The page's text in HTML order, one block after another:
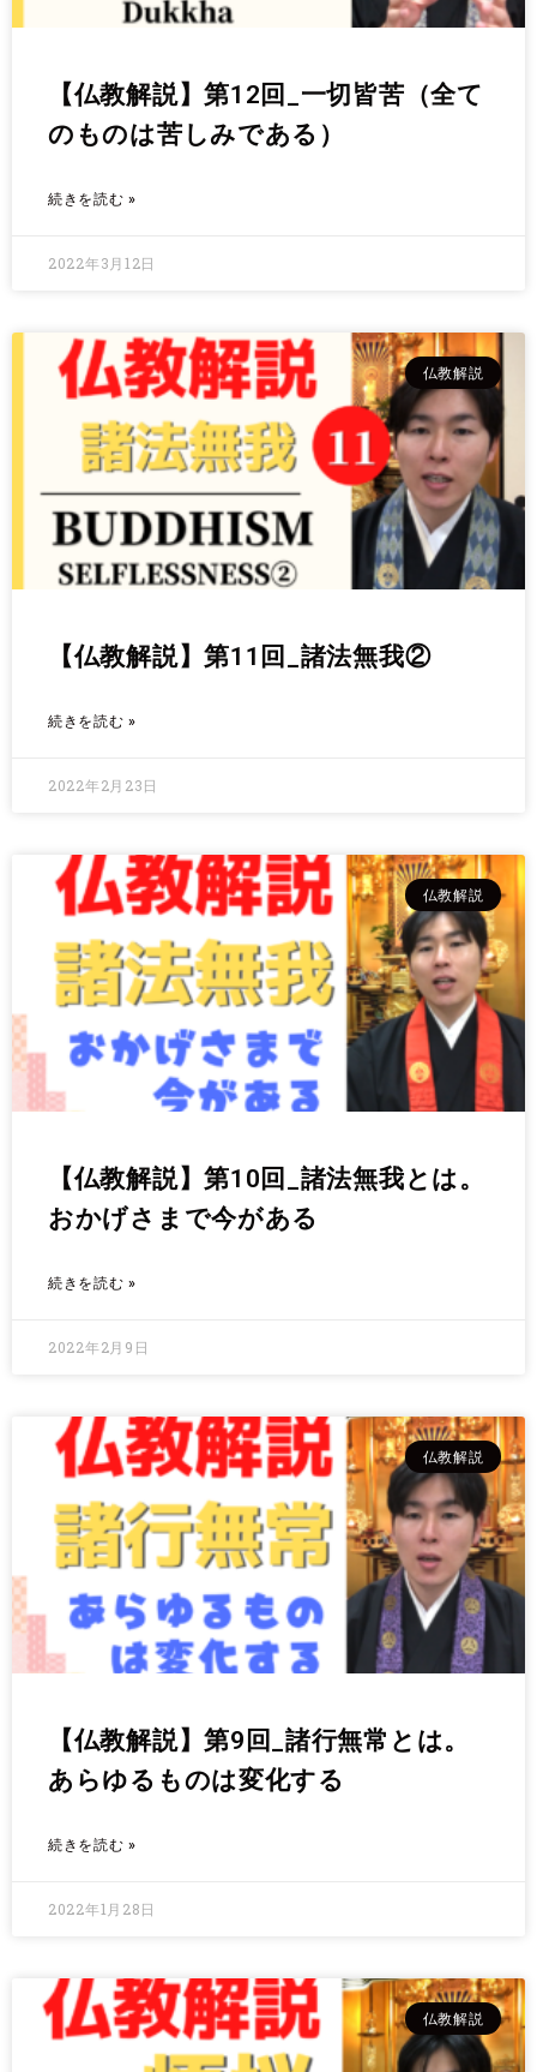
【仏教解説】第12回_一切皆苦（全て
のものは苦しみである）
続きを読む »
2022年3月12日
仏教解説
【仏教解説】第11回_諸法無我②
続きを読む »
2022年2月23日
仏教解説
【仏教解説】第10回_諸法無我とは。
おかげさまで今がある
続きを読む »
2022年2月9日
仏教解説
【仏教解説】第9回_諸行無常とは。
あらゆるものは変化する
続きを読む »
2022年1月28日
仏教解説